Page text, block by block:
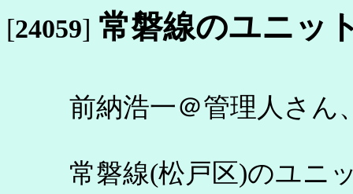
[24059] 常磐線のユニッ
前納浩一＠管理人さ
常磐線(松戸区)のユニ